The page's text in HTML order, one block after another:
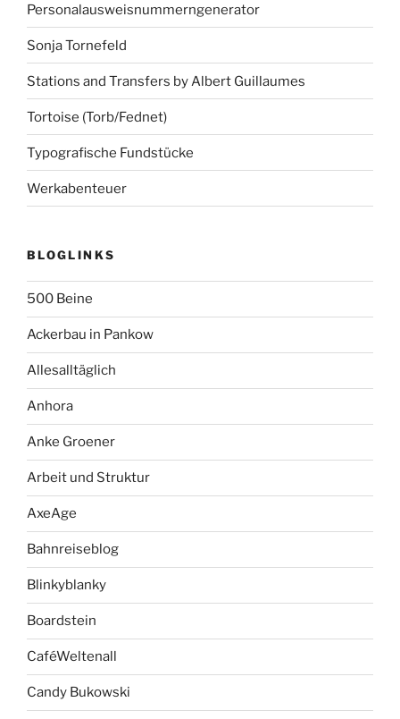
Personalausweisnummerngenerator
Sonja Tornefeld
Stations and Transfers by Albert Guillaumes
Tortoise (Torb/Fednet)
Typografische Fundstücke
Werkabenteuer
BLOGLINKS
500 Beine
Ackerbau in Pankow
Allesalltäglich
Anhora
Anke Groener
Arbeit und Struktur
AxeAge
Bahnreiseblog
Blinkyblanky
Boardstein
CaféWeltenall
Candy Bukowski